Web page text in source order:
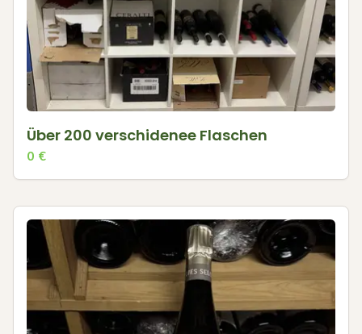
Über 200 verschidenee Flaschen
0 €